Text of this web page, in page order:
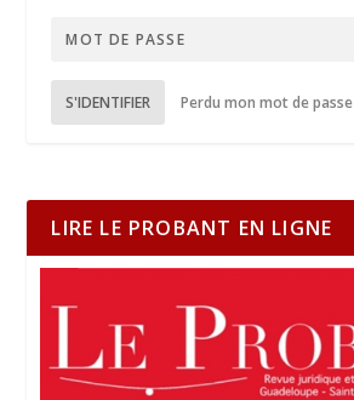
S'IDENTIFIER Perdu mon mot de passe
LIRE LE PROBANT EN LIGNE